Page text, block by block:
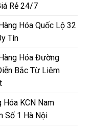
Rẻ 24/7
Hóa Quốc Lộ 32
Tín
Hóa Đường
Bắc Từ Liêm
KCN Nam
Số 1 Hà Nội